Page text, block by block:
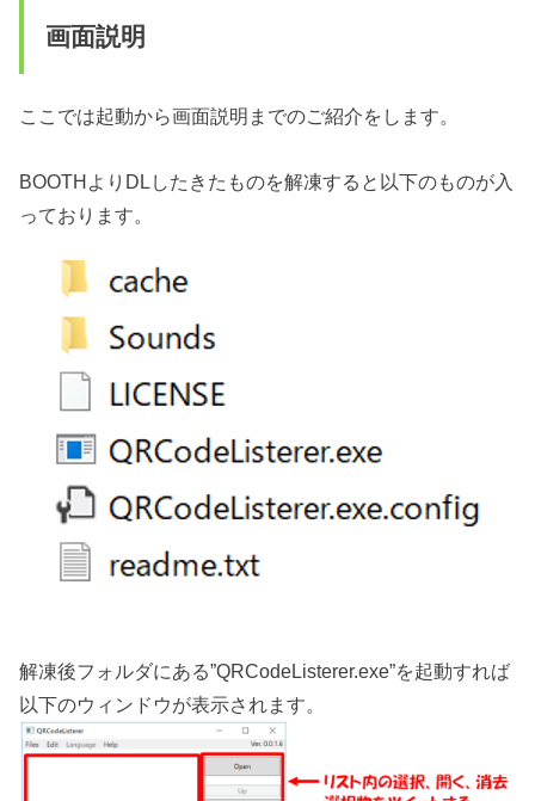
画面説明
ここでは起動から画面説明までのご紹介をします。
BOOTHよりDLしたきたものを解凍すると以下のものが入
っております。
解凍後フォルダにある”QRCodeListerer.exe”を起動すれば
以下のウィンドウが表示されます。